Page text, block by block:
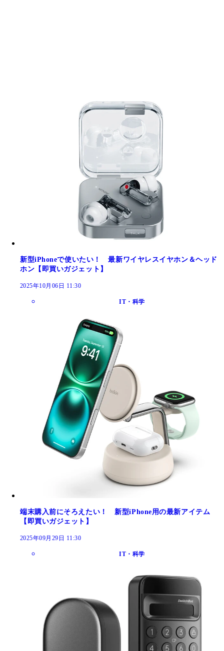
新型iPhoneで使いたい！ 最新ワイヤレスイヤホン＆ヘッド
ホン【即買いガジェット】
2025年10月06日 11:30
IT・科学
端末購入前にそろえたい！ 新型iPhone用の最新アイテム
【即買いガジェット】
2025年09月29日 11:30
IT・科学